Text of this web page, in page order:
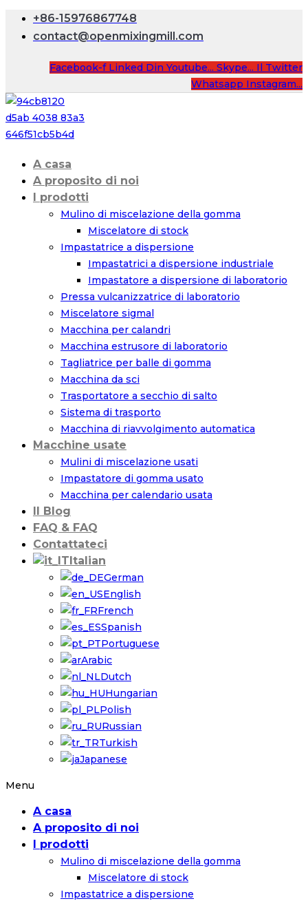
+86-15976867748
contact@openmixingmill.com
Facebook-f Linked Din Youtube... Skype... Il Twitter
Whatsapp Instagram...
A casa
A proposito di noi
I prodotti
Mulino di miscelazione della gomma
Miscelatore di stock
Impastatrice a dispersione
Impastatrici a dispersione industriale
Impastatore a dispersione di laboratorio
Pressa vulcanizzatrice di laboratorio
Miscelatore sigmal
Macchina per calandri
Macchina estrusore di laboratorio
Tagliatrice per balle di gomma
Macchina da sci
Trasportatore a secchio di salto
Sistema di trasporto
Macchina di riavvolgimento automatica
Macchine usate
Mulini di miscelazione usati
Impastatore di gomma usato
Macchina per calendario usata
Il Blog
FAQ & FAQ
Contattateci
Italian
German
English
French
Spanish
Portuguese
Arabic
Dutch
Hungarian
Polish
Russian
Turkish
Japanese
Menu
A casa
A proposito di noi
I prodotti
Mulino di miscelazione della gomma
Miscelatore di stock
Impastatrice a dispersione